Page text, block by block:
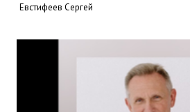
Евстифеев Сергей